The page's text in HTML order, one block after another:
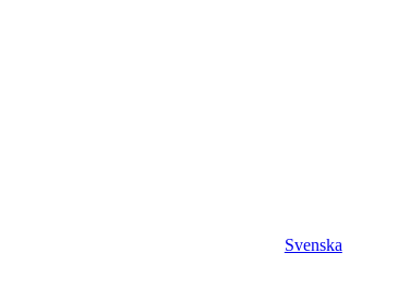
Svenska